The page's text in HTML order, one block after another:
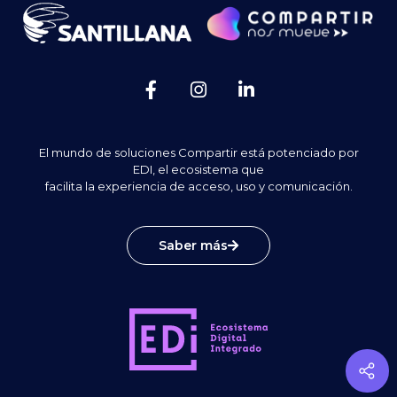
El mundo de soluciones Compartir está potenciado por
EDI, el ecosistema que
facilita la experiencia de acceso, uso y comunicación.
Saber más